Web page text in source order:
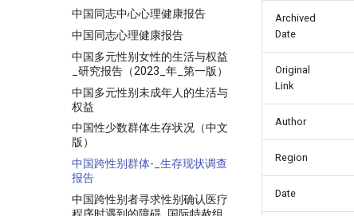
中国同志中心心理健康报告
中国同志心理健康报告
中国多元性别女性的生活与权益
_研究报告（2023_年_第一版）
中国多元性别未成年人的生活与
权益
中国性少数群体生存状况（中文
版）
中国跨性别群体-_生存现状调查
报告
中国跨性别者寻求性别确认医疗
程序时遇到的障碍_国际特赦组
Archived
Date
Original
Link
Author
Region
Date